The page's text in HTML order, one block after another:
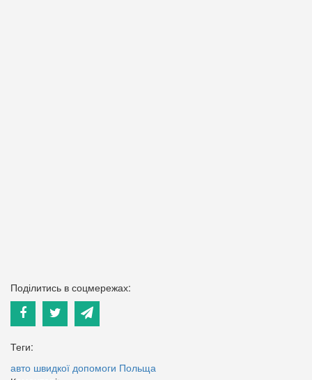
Поділитись в соцмережах:
Теги:
авто швидкої допомоги Польща